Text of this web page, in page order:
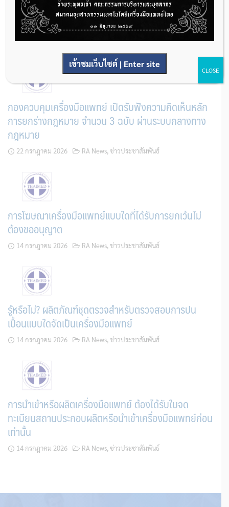
ผู้ประกอบการผลิต และ นักวิจัย ที่ต้องการขึ้นทะเบียน
เครื่องมือแพทย์ต้องทำอย่างไรบ้าง
22 กรกฎาคม 2026 RA News,ข่าวประชาสัมพันธ์
กองควบคุมเครื่องมือแพทย์ เปิดรับฟังความคิดเห็นหลัก
การยกร่างกฎหมาย จำนวน 3 ฉบับ ผ่านระบบกลางทาง
กฎหมาย
22 กรกฎาคม 2026 RA News, ข่าวประชาสัมพันธ์
การโฆษณาเครื่องมือแพทย์แบบใดที่ได้รับการยกเว้นไม่
ต้องขออนุญาต
14 กรกฎาคม 2026 RA News, ข่าวประชาสัมพันธ์
รู้หรือไม่? ผลิตภัณฑ์ชุดตรวจสําหรับตรวจสอบการปน
เปื้อนแบบใดจัดเป็นเครื่องมือแพทย์
14 กรกฎาคม 2026 RA News, ข่าวประชาสัมพันธ์
การนำเข้าหรือผลิตเครื่องมือแพทย์ ต้องได้รับใบจด
ทะเบียนสถานประกอบผลิตหรือนำเข้าเครื่องมือแพทย์ก่อน
เท่านั้น
14 กรกฎาคม 2026 RA News, ข่าวประชาสัมพันธ์
เข้าชมเว็บไซต์ | Enter site
CLOSE